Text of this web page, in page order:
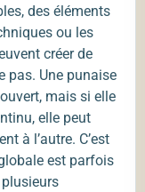
des éléments
ou les
créer de
pas. Une punaise
mais si elle
elle peut
à l’autre. C’est
est parfois
plusieurs